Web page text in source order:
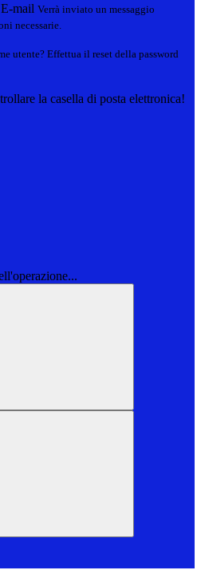
E-mail Verrà inviato un messaggio
necessarie.
utente? Effettua il reset della password
la casella di posta elettronica!